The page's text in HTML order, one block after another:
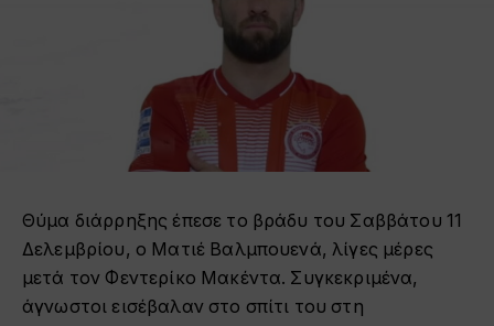
Θύμα διάρρηξης έπεσε το βράδυ του Σαββάτου 11
Δελεμβρίου, ο Ματιέ Βαλμπουενά, λίγες μέρες
μετά τον Φεντερίκο Μακέντα. Συγκεκριμένα,
άγνωστοι εισέβαλαν στο σπίτι του στη